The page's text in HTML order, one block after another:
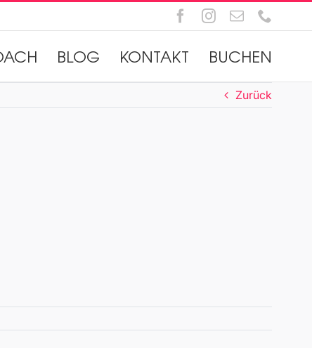
Facebook
Instagram
E-
Mail
BLOG KONTAKT BUCHEN
Zurück